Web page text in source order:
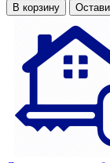
В корзину